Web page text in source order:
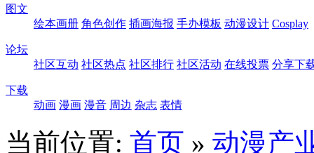
图文
绘本画册 角色创作 插画海报 手办模板 动漫设计 Cosplay
论坛
社区互动 社区热点 社区排行 社区活动 在线投票 分享下
下载
动画 漫画 漫音 周边 杂志 表情
当前位置: 首页 » 动漫产